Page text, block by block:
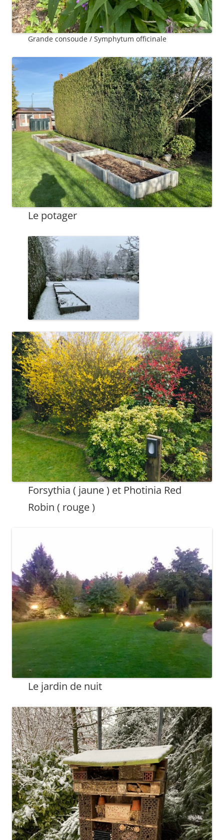
Grande consoude / Symphytum officinale
Le potager
Forsythia ( jaune ) et Photinia Red
Robin ( rouge )
Le jardin de nuit